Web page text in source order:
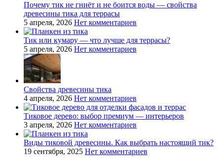
Почему тик не гниёт и не боится воды — свойства
древесины тика для террасы
5 апреля, 2026 Нет комментариев
Тик или кумару — что лучше для террасы?
5 апреля, 2026 Нет комментариев
Свойства древесины тика
4 апреля, 2026 Нет комментариев
Тиковое дерево: выбор премиум — интерьеров
3 апреля, 2026 Нет комментариев
Виды тиковой древесины. Как выбрать настоящий тик?
19 сентября, 2025 Нет комментариев